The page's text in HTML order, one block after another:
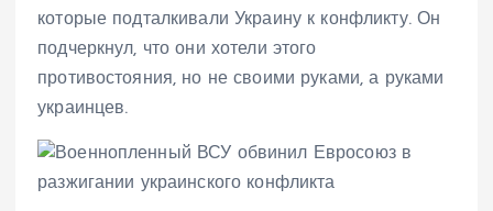
которые подталкивали Украину к конфликту. Он
подчеркнул, что они хотели этого
противостояния, но не своими руками, а руками
украинцев.